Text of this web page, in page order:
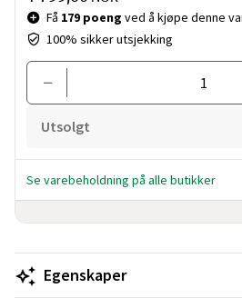
Få 179 poeng ved å kjøpe denne
100% sikker utsjekking
Utsolgt
Se varebeholdning på alle butikker
Egenskaper